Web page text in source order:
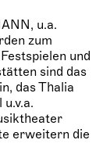
u.a.
zum
und
sind das
das Thalia
erweitern die